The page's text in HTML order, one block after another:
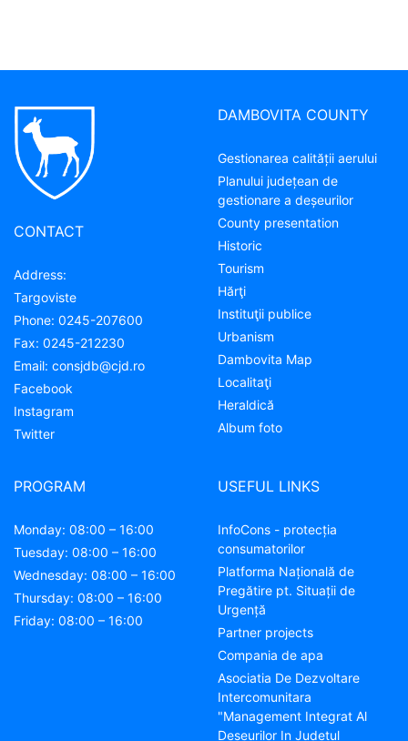
CONTACT
Address:
Targoviste
Phone: 0245-207600
Fax: 0245-212230
Email: consjdb@cjd.ro
Facebook
Instagram
Twitter
DAMBOVITA COUNTY
Gestionarea calității aerului
Planului județean de
gestionare a deșeurilor
County presentation
Historic
Tourism
Hărţi
Instituţii publice
Urbanism
Dambovita Map
Localitaţi
Heraldică
Album foto
USEFUL LINKS
InfoCons - protecția
consumatorilor
Platforma Națională de
Pregătire pt. Situații de
Urgență
Partner projects
Compania de apa
Asociatia De Dezvoltare
Intercomunitara
"Management Integrat Al
Deseurilor In Judetul
PROGRAM
Monday: 08:00 – 16:00
Tuesday: 08:00 – 16:00
Wednesday: 08:00 – 16:00
Thursday: 08:00 – 16:00
Friday: 08:00 – 16:00